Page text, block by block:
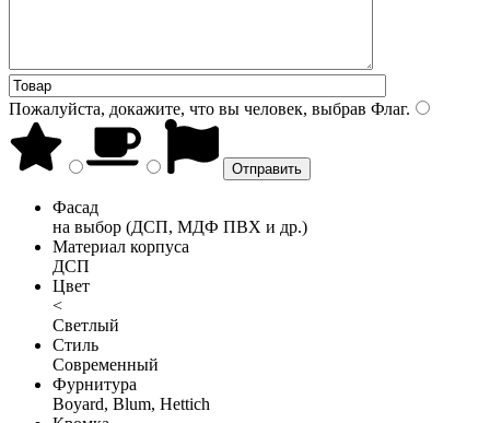
Пожалуйста, докажите, что вы человек, выбрав Флаг.
Фасад
на выбор (ДСП, МДФ ПВХ и др.)
Материал корпуса
ДСП
Цвет
<
Светлый
Стиль
Современный
Фурнитура
Boyard, Blum, Hettich